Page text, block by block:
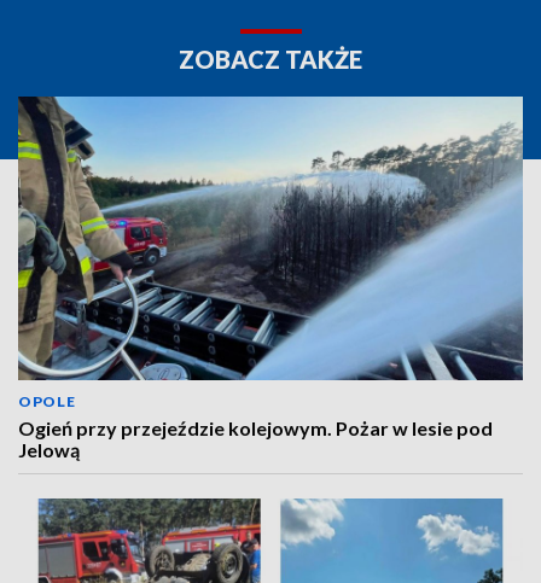
ZOBACZ TAKŻE
OPOLE
Ogień przy przejeździe kolejowym. Pożar w lesie pod
Jelową